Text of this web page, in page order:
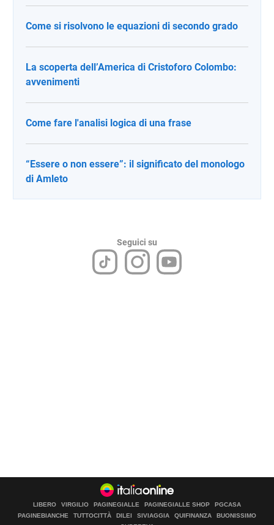
Come si risolvono le equazioni di secondo grado
La scoperta dell’America di Cristoforo Colombo:
avvenimenti
Come fare l'analisi logica di una frase
“Essere o non essere”: il significato del monologo
di Amleto
Seguici su
LIBERO VIRGILIO PAGINEGIALLE PAGINEGIALLE SHOP
PGCASA
PAGINEBIANCHE
TUTTOCITTÀ DILEI SIVIAGGIA QUIFINANZA
BUONISSIMO